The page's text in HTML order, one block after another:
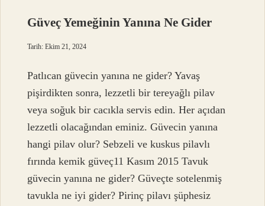
Güveç Yemeğinin Yanına Ne Gider
Tarih: Ekim 21, 2024
Patlıcan güvecin yanına ne gider? Yavaş
pişirdikten sonra, lezzetli bir tereyağlı pilav
veya soğuk bir cacıkla servis edin. Her açıdan
lezzetli olacağından eminiz. Güvecin yanına
hangi pilav olur? Sebzeli ve kuskus pilavlı
fırında kemik güveç11 Kasım 2015 Tavuk
güvecin yanına ne gider? Güveçte sotelenmiş
tavukla ne iyi gider? Pirinç pilavı şüphesiz